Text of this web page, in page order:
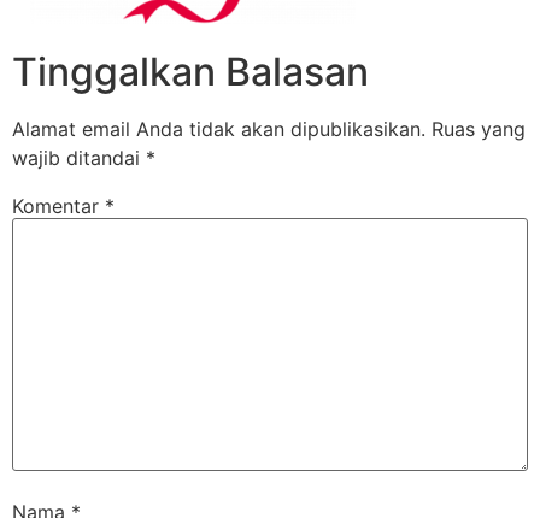
Tinggalkan Balasan
Alamat email Anda tidak akan dipublikasikan. Ruas yang
wajib ditandai *
Komentar *
Nama *